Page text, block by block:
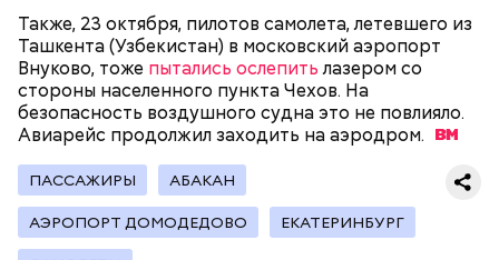
Также, 23 октября, пилотов самолета, летевшего из
Ташкента (Узбекистан) в московский аэропорт
Внуково, тоже пытались ослепитьлазером со
стороны населенного пункта Чехов. На
безопасность воздушного судна это не повлияло.
Авиарейс продолжил заходить нааэродром.
ПАССАЖИРЫ АБАКАН
АЭРОПОРТ ДОМОДЕДОВО ЕКАТЕРИНБУРГ
Молодого человека задержали. На первом же
допросе он признался, что планировал отравить
только отчима. Тогда следователи посчитали, что
Примечательно, что летом 2023 года на Мутаева
уже нападали возле Школы единоборств. Тогда